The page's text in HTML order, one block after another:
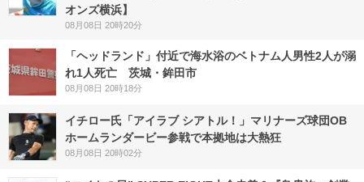
オンズ横浜】
08月08日 20時20分
「ヘッドランド」付近で海水浴のベトナム人男性2人が溺
れ1人死亡 茨城・鉾田市
08月08日 20時18分
イチロー氏「アイラブ シアトル！」マリナーズ球団OB
ホームランダービー参戦で本拠地は大熱狂
08月08日 20時02分